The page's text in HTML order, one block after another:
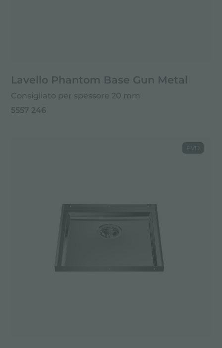
Lavello Phantom Base Gun Metal
Consigliato per spessore 20 mm
5557 246
PVD